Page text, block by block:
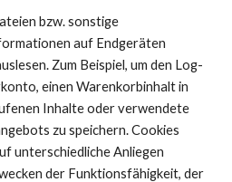
bzw. sonstige
auf Endgeräten
Zum Beispiel, um den Log-
einen Warenkorbinhalt in
Inhalte oder verwendete
zu speichern. Cookies
unterschiedliche Anliegen
der Funktionsfähigkeit, der